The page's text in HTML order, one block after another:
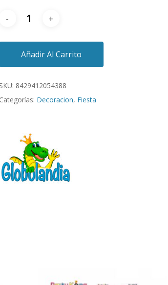
Añadir Al Carrito
SKU: 8429412054388
Categorías: Decoracion, Fiesta